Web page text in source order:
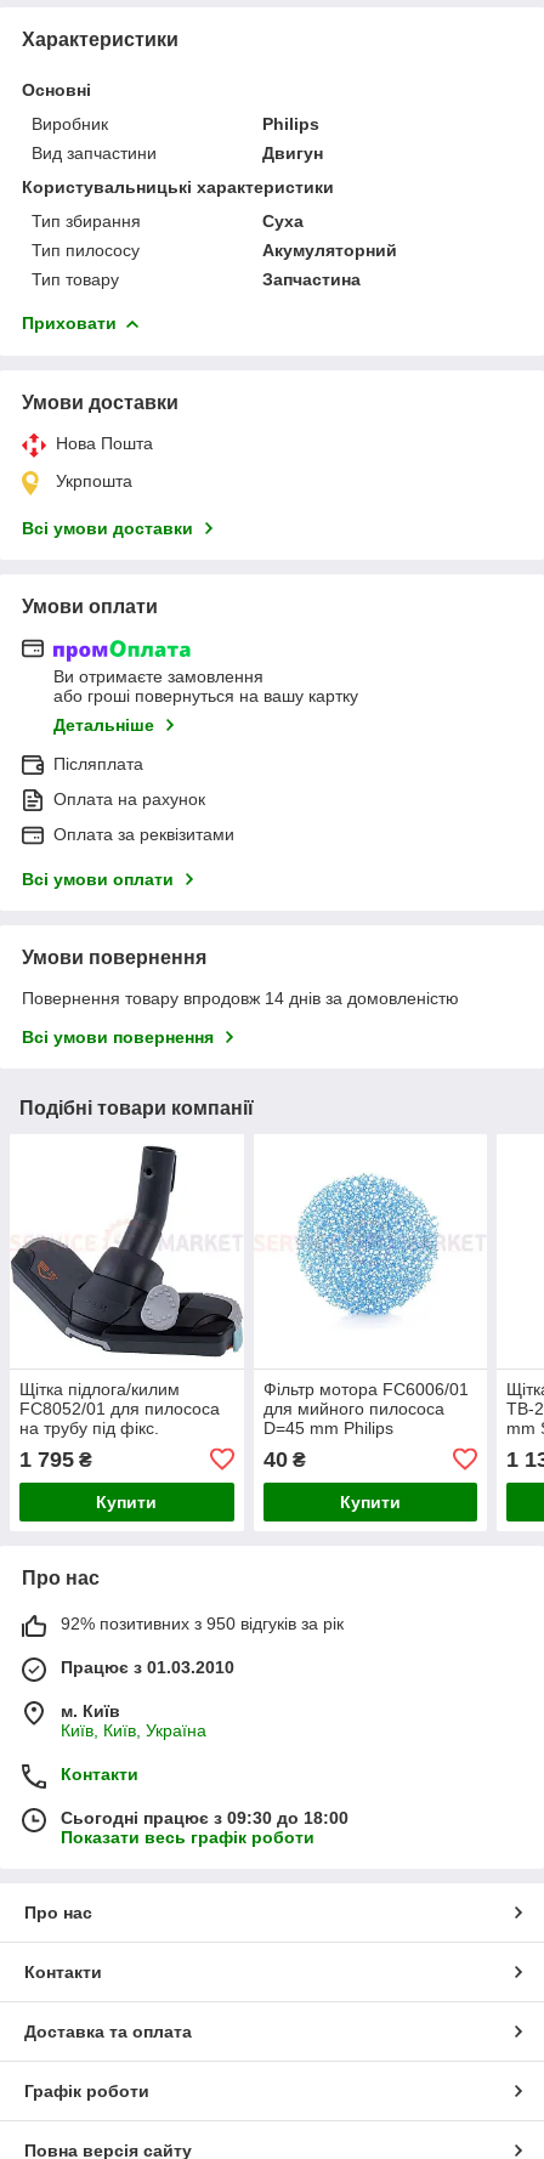
Характеристики
Основні
Виробник
Philips
Вид запчастини
Двигун
Користувальницькі характеристики
Тип збирання
Суха
Тип пилососу
Акумуляторний
Тип товару
Запчастина
Приховати
Умови доставки
Нова Пошта
Укрпошта
Всі умови доставки
Умови оплати
Ви отримаєте замовлення
або гроші повернуться на вашу картку
Детальніше
Післяплата
Оплата на рахунок
Оплата за реквізитами
Всі умови оплати
Умови повернення
Повернення товару впродовж 14 днів за домовленістю
Всі умови повернення
Подібні товари компанії
Щітка підлога/килим
FC8052/01 для пилососа
на трубу під фікс.
1 795 ₴
Купити
Фільтр мотора FC6006/01
для мийного пилососа
D=45 mm Philips
40₴
Купити
TB-
mm
1
Про нас
92% позитивних з 950 відгуків за рік
Працює з 01.03.2010
м. Київ
Київ, Київ, Україна
Контакти
Сьогодні працює з 09:30 до 18:00
Показати весь графік роботи
Про нас
Контакти
Доставка та оплата
Графік роботи
Повна версія сайту